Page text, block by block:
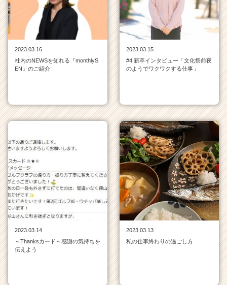
企
が
届
イ
ア
ア
2023.03.16
社内のNEWSを知れる『monthlyS
EN』のご紹介
2023.03.15
#4 新卒インタビュー「文化祭前夜
のようでワクワクする仕事」
2023.03.14
～Thanksカード～感謝の気持ちを
伝えよう
2023.03.13
私の仕事終わりの過ごし方